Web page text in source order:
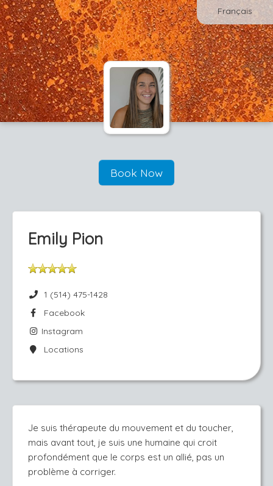
Français
Book Now
Emily Pion
1 (514) 475-1428
Facebook
Instagram
Locations
Je suis thérapeute du mouvement et du toucher,
mais avant tout, je suis une humaine qui croit
profondément que le corps est un allié, pas un
problème à corriger.